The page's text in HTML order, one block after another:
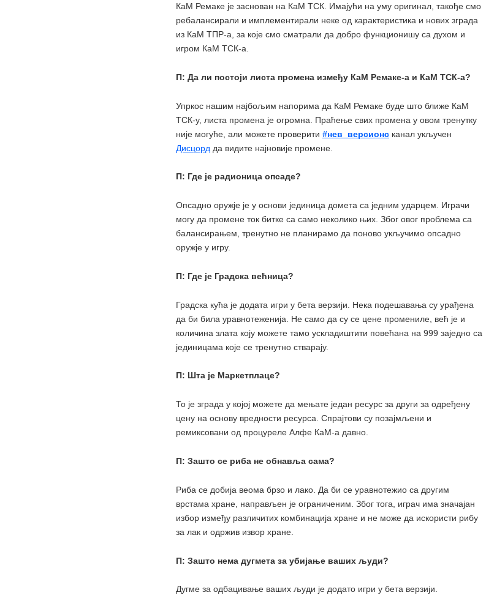
КаМ Ремаке је заснован на КаМ ТСК. Имајући на уму оригинал, такође смо
ребалансирали и имплементирали неке од карактеристика и нових зграда
из КаМ ТПР-а, за које смо сматрали да добро функционишу са духом и
игром КаМ ТСК-а.
П: Да ли постоји листа промена између КаМ Ремаке-а и КаМ ТСК-а?
Упркос нашим најбољим напорима да КаМ Ремаке буде што ближе КаМ
ТСК-у, листа промена је огромна. Праћење свих промена у овом тренутку
није могуће, али можете проверити #нев_версионс канал укључен
Дисцорд да видите најновије промене.
П: Где је радионица опсаде?
Опсадно оружје је у основи јединица домета са једним ударцем. Играчи
могу да промене ток битке са само неколико њих. Због овог проблема са
балансирањем, тренутно не планирамо да поново укључимо опсадно
оружје у игру.
П: Где је Градска већница?
Градска кућа је додата игри у бета верзији. Нека подешавања су урађена
да би била уравнотеженија. Не само да су се цене промениле, већ је и
количина злата коју можете тамо ускладиштити повећана на 999 заједно са
јединицама које се тренутно стварају.
П: Шта је Маркетплаце?
То је зграда у којој можете да мењате један ресурс за други за одређену
цену на основу вредности ресурса. Спрајтови су позајмљени и
ремиксовани од процуреле Алфе КаМ-а давно.
П: Зашто се риба не обнавља сама?
Риба се добија веома брзо и лако. Да би се уравнотежио са другим
врстама хране, направљен је ограниченим. Због тога, играч има значајан
избор између различитих комбинација хране и не може да искористи рибу
за лак и одржив извор хране.
П: Зашто нема дугмета за убијање ваших људи?
Дугме за одбацивање ваших људи је додато игри у бета верзији.